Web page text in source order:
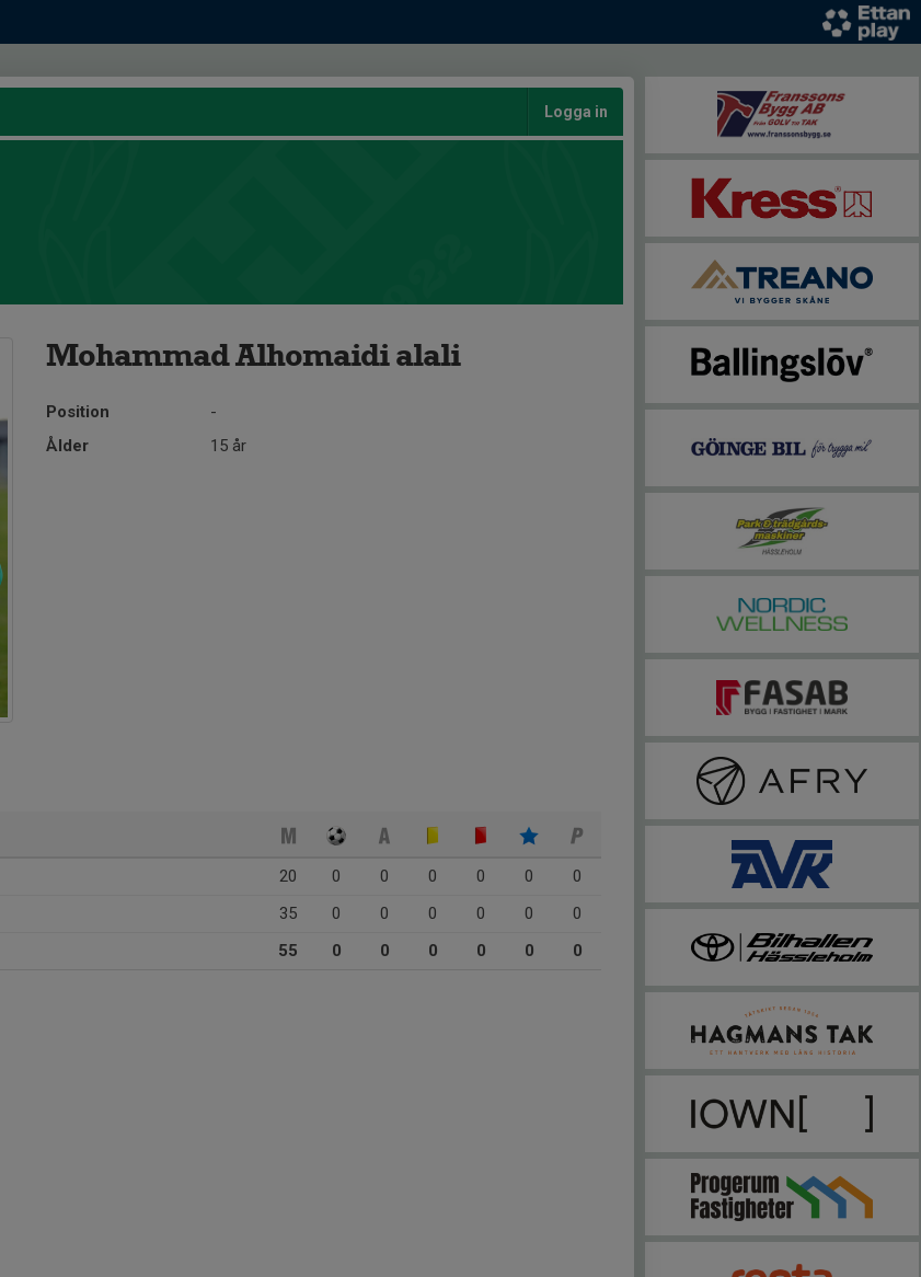
Logga in
Mohammad Alhomaidi alali
Position
-
Ålder
15 år
20 0 0 0 0 0
0
35 0 0 0 0 0
0
55 0 0 0 0 0 0